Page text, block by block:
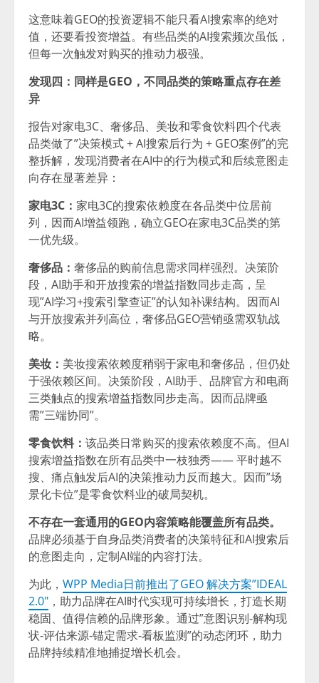
这意味着GEO的投资逻辑不能只看AI搜索率的绝对
值，还要看投资增益。有些品类的AI搜索频次虽低，
但每一次触发对购买的推动力极强。
发现四：同样是GEO，不同品类的策略重点存在差
异
报告对家电3C、奢侈品、美妆和零食饮料四个代表
品类做了”决策模式 + AI搜索后行为 + GEO案例”的完
整拆解，发现消费者在AI中的行为模式和后续意图走
向存在显著差异：
家电3C： 家电3C的搜索依赖度在各品类中位居前
列，因而AI增益领跑，确立GEO在家电3C品类的第
一优先级。
奢侈品： 奢侈品的购前信息需求同样强烈。决策阶
段，AI助手和开放搜索的增益指数同步走高，呈
现”AI学习+搜索引擎查证”的认知补课结构。因而AI
与开放搜索并列高位，奢侈品GEO营销亟需双轨战
略。
美妆： 美妆搜索依赖度稍弱于家电和奢侈品，但仍处
于强依赖区间。决策阶段，AI助手、品牌官方和电商
三类触点的搜索增益指数同步走高。因而品牌亟
需”三端协同”。
零食饮料： 该品类日常购买的搜索依赖度不高。但AI
搜索增益指数在所有品类中一枝独秀—— 平时越不
搜、痛点触发后AI的决策推动力反而越大。因而”场
景化卡位”是零食饮料业的破局契机。
不存在一套通用的GEO内容策略能覆盖所有品类。
品牌必须基于自身品类消费者的决策特征和AI搜索后
的意图走向，定制AI端的内容打法。
为此， WPP Media日前推出了GEO 解决方案”IDEAL
2.0″ ，助力品牌在AI时代实现可持续增长，打造长期
稳固、值得信赖的品牌形象。通过”意图识别-解构现
状-评估来源-锚定需求-看板监测”的动态闭环，助力
品牌持续精准地捕捉增长机会。